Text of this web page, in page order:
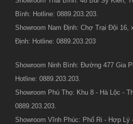
Bình: Hotline: 0889.203.203.
Showroom Nam Định: Chợ Trại Đội 16,
Định: Hotline: 0889.203.203
Showroom Ninh Bình: Đường 477 Gia
Hotline: 0889.203.203.
Showroom Phú Thọ: Khu 8 - Hà Lộc -
0889.203.203.
Showroom Vĩnh Phúc: Phố Ri - Hợp Lý